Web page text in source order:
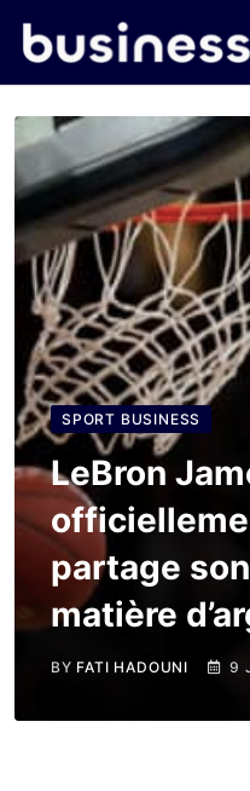
SPORT BUSINESS
LeBron
partage
matière
BY FATI HADOUNI 9